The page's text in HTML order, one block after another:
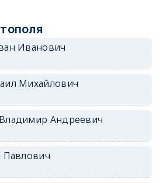
Иванович
Михайлович
Андреевич
Павлович